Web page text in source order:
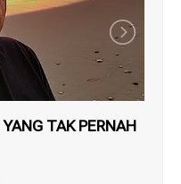
TAK PERNAH